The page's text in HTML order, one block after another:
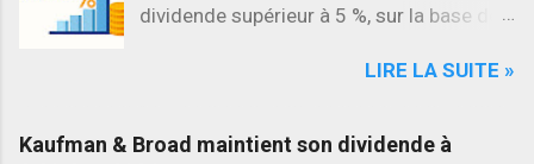
dividende supérieur à 5 %, sur la base des
évolutions les plus marquantes concerne
Stellantis et Renault reculent déjà à deux
LIRE LA SUITE »
Kaufman & Broad maintient son dividende à